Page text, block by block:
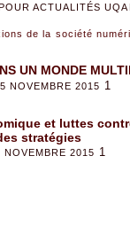
ACTUALITÉS
de la société
UN MONDE
NOVEMBRE 2015 1
et luttes
stratégies
2015 1